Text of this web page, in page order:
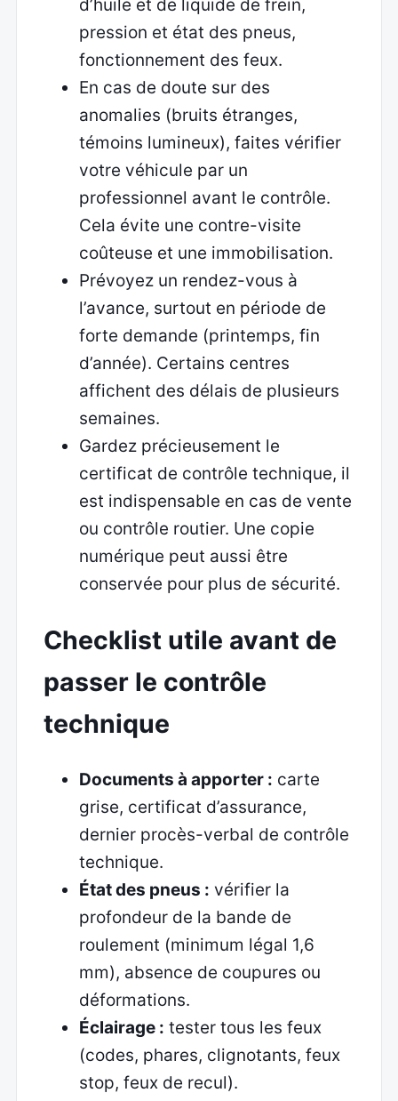
d’huile et de liquide de frein,
pression et état des pneus,
fonctionnement des feux.
En cas de doute sur des
anomalies (bruits étranges,
témoins lumineux), faites vérifier
votre véhicule par un
professionnel avant le contrôle.
Cela évite une contre-visite
coûteuse et une immobilisation.
Prévoyez un rendez-vous à
l’avance, surtout en période de
forte demande (printemps, fin
d’année). Certains centres
affichent des délais de plusieurs
semaines.
Gardez précieusement le
certificat de contrôle technique, il
est indispensable en cas de vente
ou contrôle routier. Une copie
numérique peut aussi être
conservée pour plus de sécurité.
Checklist utile avant de
passer le contrôle
technique
Documents à apporter : carte
grise, certificat d’assurance,
dernier procès-verbal de contrôle
technique.
État des pneus : vérifier la
profondeur de la bande de
roulement (minimum légal 1,6
mm), absence de coupures ou
déformations.
Éclairage : tester tous les feux
(codes, phares, clignotants, feux
stop, feux de recul).